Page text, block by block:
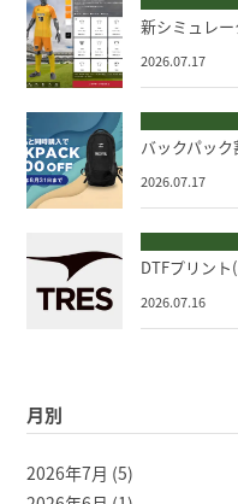
新シミュレ
2026.07.17
バックパッ
2026.07.17
DTFプリン
2026.07.16
月別
2026年7月 (5)